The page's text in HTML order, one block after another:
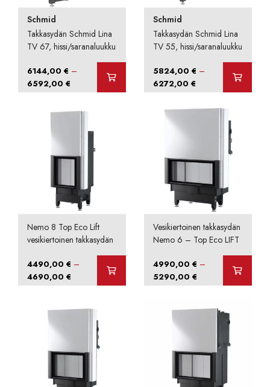
Schmid
Takkasydän Schmid Lina
TV 67, hissi/saranaluukku
6144,00€ –
6592,00€ Hintaluokka:
6144,00 €
Schmid
Takkasydän Schmid Lina
TV 55, hissi/saranaluukku
5824,00€ –
6272,00€ Hintaluokka:
5824,00 €
-
6272,00 €
Nemo 8 Top Eco Lift
vesikiertoinen takkasydän
4490,00€ –
4690,00€ Hintaluokka:
4490,00 €
4690,00 €
Vesikiertoinen takkasydän
Nemo 6 – Top Eco LIFT
4990,00€ –
5290,00€ Hintaluokka:
4990,00 €
5290,00 €